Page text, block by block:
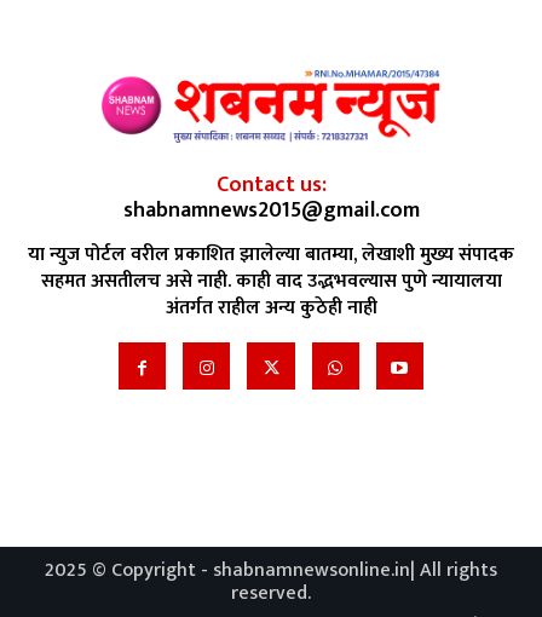
Contact us:
shabnamnews2015@gmail.com
या न्युज पोर्टल वरील प्रकाशित झालेल्या बातम्या, लेखाशी मुख्य संपादक
सहमत असतीलच असे नाही. काही वाद उद्भभवल्यास पुणे न्यायालया
अंतर्गत राहील अन्य कुठेही नाही
2025 © Copyright - shabnamnewsonline.in| All rights
reserved.